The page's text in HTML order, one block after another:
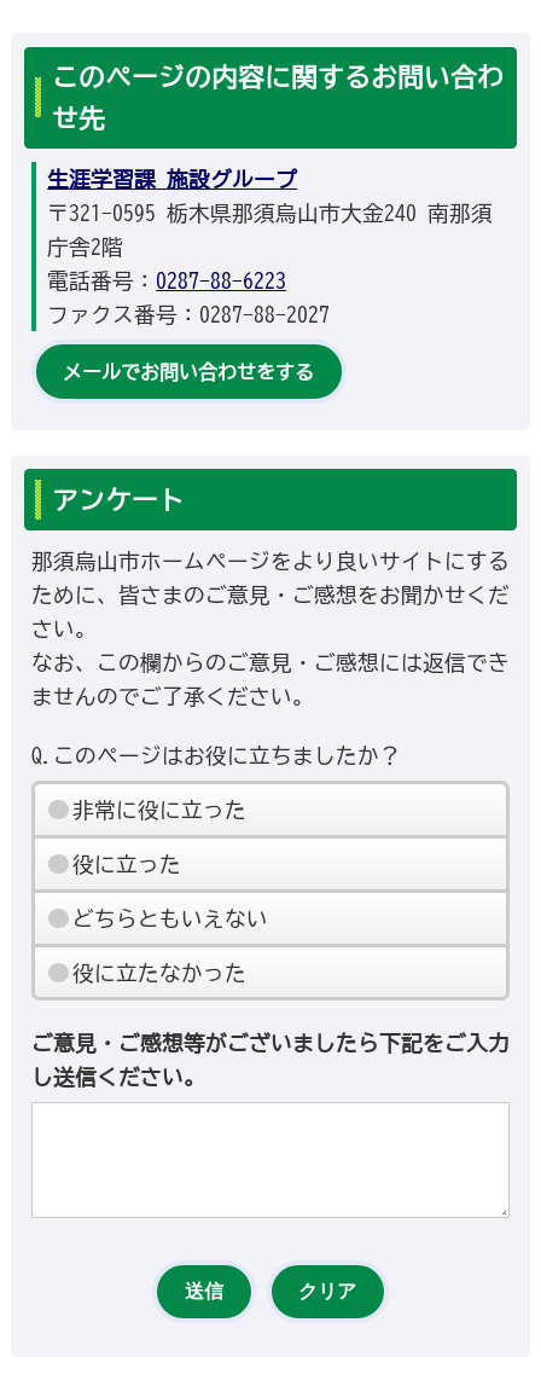
このページの内容に関するお問い合わ
せ先
生涯学習課 施設グループ
〒321-0595 栃木県那須烏山市大金240 南那須
庁舎2階
電話番号： 0287-88-6223
ファクス番号：0287-88-2027
メールでお問い合わせをする
アンケート
那須烏山市ホームページをより良いサイトにする
ために、皆さまのご意見・ご感想をお聞かせくだ
さい。
なお、この欄からのご意見・ご感想には返信でき
ませんのでご了承ください。
Q.このページはお役に立ちましたか？
非常に役に立った
役に立った
どちらともいえない
役に立たなかった
ご意見・ご感想等がございましたら下記をご入力
し送信ください。